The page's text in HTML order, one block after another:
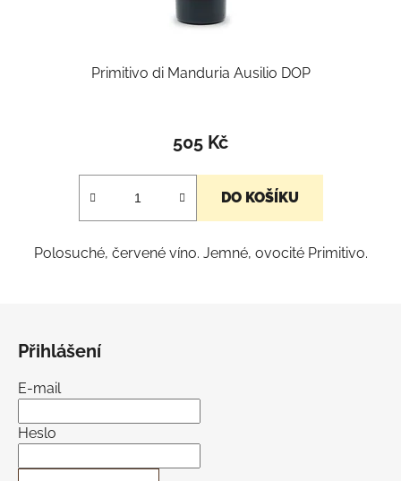
Primitivo di Manduria Ausilio DOP
hodnocení
produktu
5
505 Kč
DO KOŠÍKU
Polosuché, červené víno. Jemné, ovocité Primitivo.
Přihlášení
E-mail
Heslo